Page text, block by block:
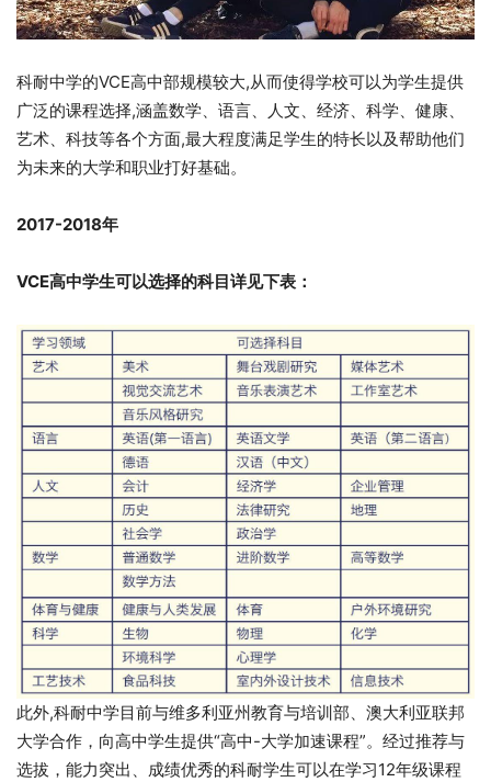
科耐中学的VCE高中部规模较大,从而使得学校可以为学生提供
广泛的课程选择,涵盖数学、语言、人文、经济、科学、健康、
艺术、科技等各个方面,最大程度满足学生的特长以及帮助他们
为未来的大学和职业打好基础。
2017-2018年
VCE高中学生可以选择的科目详见下表：
此外,科耐中学目前与维多利亚州教育与培训部、澳大利亚联邦
大学合作，向高中学生提供“高中-大学加速课程”。经过推荐与
选拔，能力突出、成绩优秀的科耐学生可以在学习12年级课程